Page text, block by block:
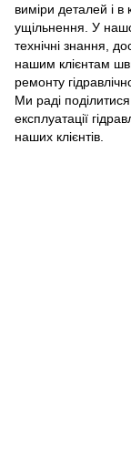
виміри деталей і в
ущільнення. У
технічні знання,
нашим клієнтам
ремонту
Ми раді
експлуатації
наших клієнтів.